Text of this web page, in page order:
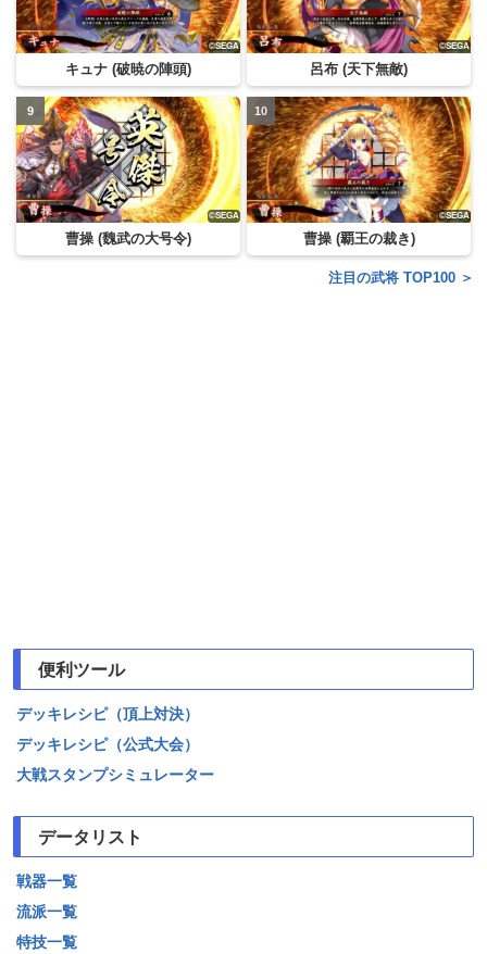
キュナ (破暁の陣頭) 呂布 (天下無敵)
曹操 (魏武の大号令) 曹操 (覇王の裁き)
注目の武将 TOP100 ＞
便利ツール
デッキレシピ（頂上対決）
デッキレシピ（公式大会）
大戦スタンプシミュレーター
データリスト
戦器一覧
流派一覧
特技一覧